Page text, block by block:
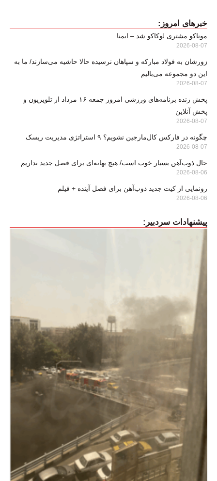
خبرهای امروز:
موناکو مشتری لوکاکو شد – ایمنا
2026-08-07
زورشان به فولاد مبارکه و سپاهان نرسیده حالا حاشیه می‌سازند/ ما به
این دو مجموعه می‌بالیم
2026-08-07
پخش زنده برنامه‌های ورزشی امروز جمعه ۱۶ مرداد از تلویزیون و
پخش آنلاین
2026-08-07
چگونه در فارکس کال‌مارجین نشویم؟ ۹ استراتژی مدیریت ریسک
2026-08-07
حال ذوب‌آهن بسیار خوب است/ هیچ بهانه‌ای برای فصل جدید نداریم
2026-08-06
رونمایی از کیت جدید ذوب‌آهن برای فصل آینده + فیلم
2026-08-06
پیشنهادات سردبیر: